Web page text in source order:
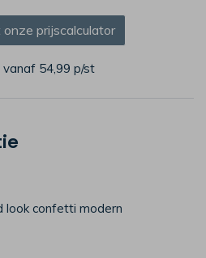
prijscalculator
vanaf 54,99 p/st
look confetti modern